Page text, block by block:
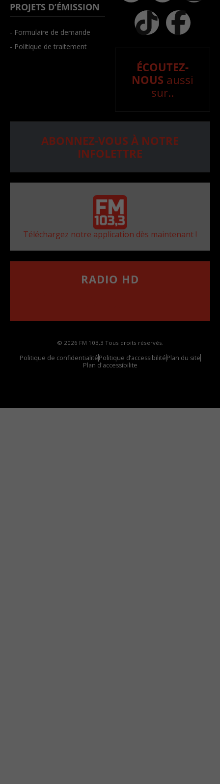
PROJETS D’ÉMISSION
- Formulaire de demande
- Politique de traitement
ÉCOUTEZ-
NOUS aussi
sur..
ABONNEZ-VOUS À NOTRE
INFOLETTRE
Téléchargez notre application dès maintenant !
RADIO HD
© 2026 FM 103,3 Tous droits réservés.
Politique de confidentialitéPolitique d’accessibilitéPlan du site
Plan d'accessibilite